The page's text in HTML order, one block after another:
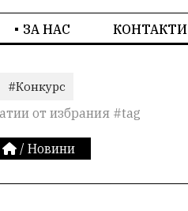
ЗА НАС КОНТАКТИ
#Конкурс
от избрания #tag
/ Новини